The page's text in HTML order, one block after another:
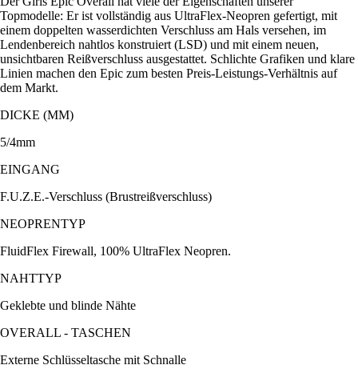
Topmodelle: Er ist vollständig aus UltraFlex-Neopren gefertigt, mit
einem doppelten wasserdichten Verschluss am Hals versehen, im
Lendenbereich nahtlos konstruiert (LSD) und mit einem neuen,
unsichtbaren Reißverschluss ausgestattet. Schlichte Grafiken und klare
Linien machen den Epic zum besten Preis-Leistungs-Verhältnis auf
dem Markt.
DICKE (MM)
5/4mm
EINGANG
F.U.Z.E.-Verschluss (Brustreißverschluss)
NEOPRENTYP
FluidFlex Firewall, 100% UltraFlex Neopren.
NAHTTYP
Geklebte und blinde Nähte
OVERALL - TASCHEN
Externe Schlüsseltasche mit Schnalle